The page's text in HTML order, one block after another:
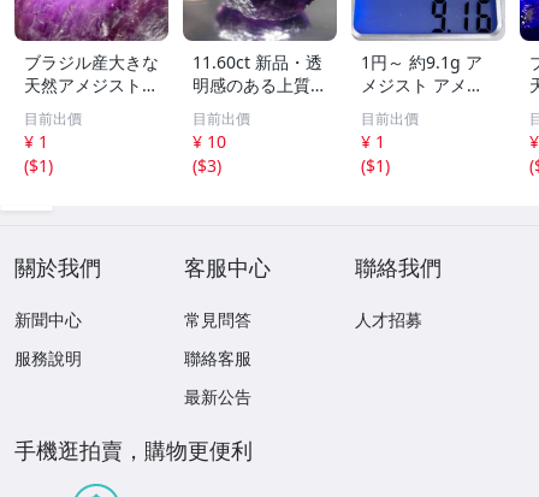
ブラジル産大きな
天然アメジスト結
晶895g［紫水
晶］1本剣^ ^綺麗
目前出價
¥ 1
($1)
11.60ct 新品・透
明感のある上質な
天然アメシスト原
石 ブラジル産
目前出價
¥ 10
($3)
1円～ 約9.1g ア
メジスト アメシ
スト ルース ビー
ズ おまとめ セッ
ト 宝石 色石 ルー
ス ジュエリー 外
目前出價
¥ 1
($1)
(
關於我們
新聞中心
服務說明
客服中心
常見問答
聯絡客服
最新公告
聯絡我們
人才招募
手機逛拍賣，購物更便利